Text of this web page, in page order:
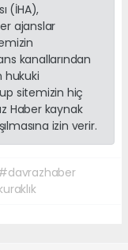
(İHA),
ajanslar
kanallarından
hukuki
sitemizin hiç
Haber kaynak
izin verir.